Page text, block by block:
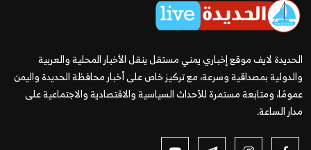
الحديدة لايف موقع إخباري يمني مستقل ينقل الأخبار المحلية والعربية
والدولية بمصداقية وسرعة، مع تركيز خاص على أخبار محافظة الحديدة واليمن
عمومًا، ومتابعة مستمرة للأحداث السياسية والاقتصادية والاجتماعية على
مدار الساعة.